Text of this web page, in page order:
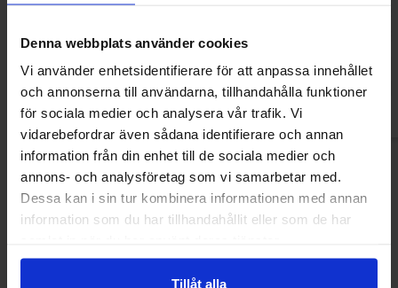
Denna webbplats använder cookies
Vi använder enhetsidentifierare för att anpassa innehållet
och annonserna till användarna, tillhandahålla funktioner
för sociala medier och analysera vår trafik. Vi
vidarebefordrar även sådana identifierare och annan
information från din enhet till de sociala medier och
annons- och analysföretag som vi samarbetar med.
Dessa kan i sin tur kombinera informationen med annan
information som du har tillhandahållit eller som de har
Tillåt alla
24.90 kr 16.90 kr
Køb Køb
Sidst sete